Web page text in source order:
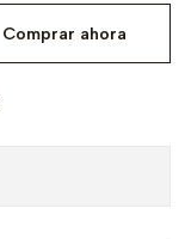
Comprar ahora